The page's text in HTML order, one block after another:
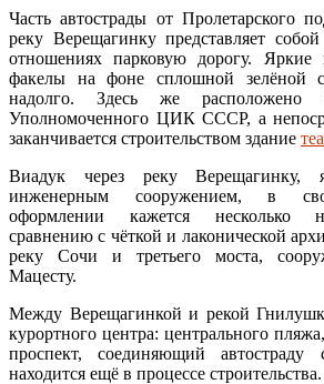
Часть автострады от Пролетарского
реку Верещагинку представляет
отношениях парковую дорогу.
факелы на фоне сплошной зелёной
надолго. Здесь же расположено
Уполномоченного ЦИК СССР, а
заканчивается строительством здание
Виадук через реку Верещагинку,
инженерным сооружением, в
оформлении кажется несколько
сравнению с чёткой и лаконической
реку Сочи и третьего моста,
Мацесту.
Между Верещагинкой и рекой
курортного центра: центрального
проспект, соединяющий
находится ещё в процессе строительства.